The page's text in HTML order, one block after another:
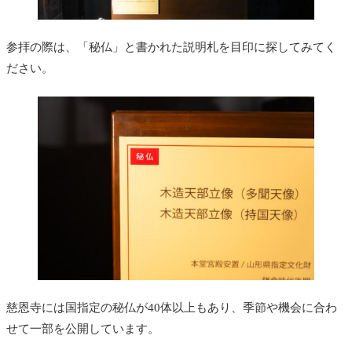
参拝の際は、「秘仏」と書かれた説明札を目印に探してみてく
ださい。
慈恩寺には国指定の秘仏が40体以上もあり、季節や機会に合わ
せて一部を公開しています。